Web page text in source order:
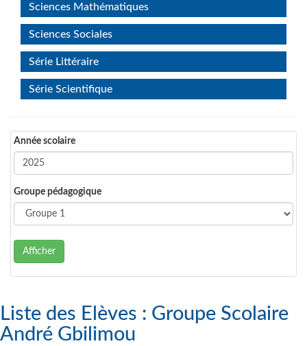
Sciences Mathématiques
Sciences Sociales
Série Littéraire
Série Scientifique
Année scolaire
Groupe pédagogique
Afficher
Liste des Elèves : Groupe Scolaire
André Gbilimou